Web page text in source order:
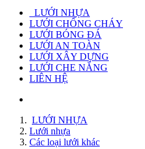
LƯỚI NHỰA
LƯỚI CHỐNG CHÁY
LƯỚI BÓNG ĐÁ
LƯỚI AN TOÀN
LƯỚI XÂY DỰNG
LƯỚI CHE NẮNG
LIÊN HỆ
LƯỚI NHỰA
Lưới nhựa
Các loại lưới khác